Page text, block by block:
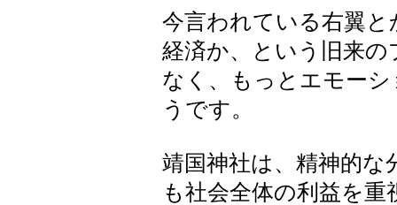
今言われている右翼
経済か、という旧来
なく、もっとエモー
うです。
靖国神社は、精神的な
も社会全体の利益を